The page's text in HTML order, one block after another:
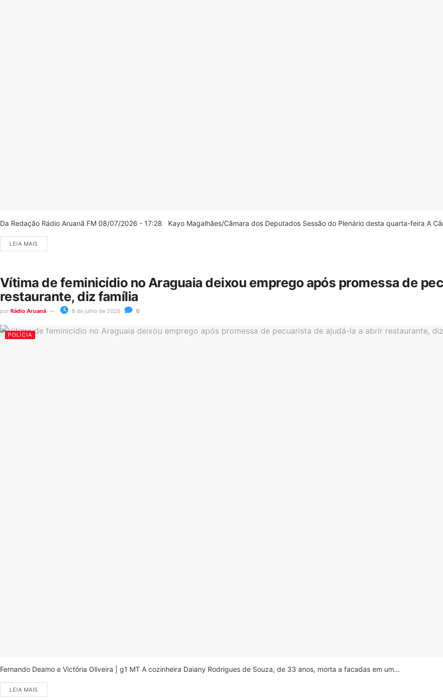
Da Redação Rádio Aruanã FM 08/07/2026 - 17:28 Kayo Magalhães/Câmara dos Deputados Sessão do Plenário desta quarta-feira A
LEIA MAIS
Vítima de feminicídio no Araguaia deixou emprego após promessa de
restaurante, diz família
por Rádio Aruanã 8 de julho de 2026 0
POLÍCIA
Fernando Deamo e Victória Oliveira | g1 MT A cozinheira Daiany Rodrigues de Souza, de 33 anos, morta a facadas em um...
LEIA MAIS